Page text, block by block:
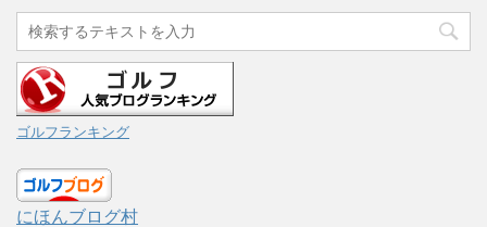
ゴルフランキング
にほんブログ村